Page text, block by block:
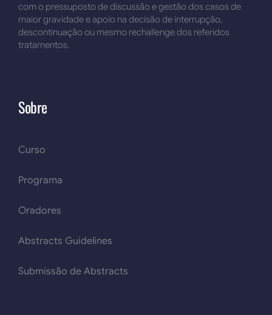
com o pressuposto de discussão e gestão dos casos de
maior gravidade e apoio na decisão de interrupção,
descontinuação ou mesmo rechallenge dos referidos
tratamentos.
Sobre
Curso
Programa
Oradores
Abstracts Guidelines
Submissão de Abstracts